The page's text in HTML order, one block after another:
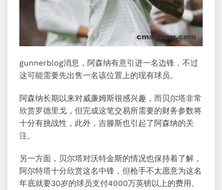
gunnerblog消息，阿森纳有意引进一名边锋，不过
这可能需要先出售一名该位置上的现有球员。
阿森纳长期以来对威廉姆斯很感兴趣，而贝尔塔非常
欣赏罗德里戈，但完成这笔交易所需要的财务参数将
十分有挑战性，此外，吉滕斯也引起了阿森纳的关
注。
另一方面，贝尔塔对沃特金斯的情况也保持着了解，
阿尔特塔十分欣赏这名中锋，但枪手不太愿意为这名
年底就要30岁的球员支付4000万英镑以上的费用。